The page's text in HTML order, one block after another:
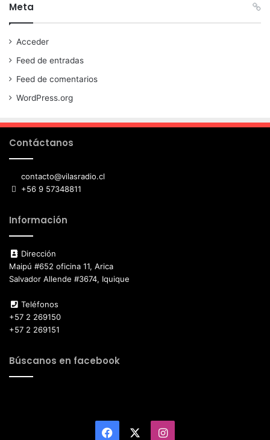
Meta
Acceder
Feed de entradas
Feed de comentarios
WordPress.org
Contáctanos
contacto@vilasradio.cl
+56 9 57348811
Información
Dirección
Maipú #652 oficina 11, Arica
Salvador Allende #3674, Iquique
Teléfonos
+57 2 269150
+57 2 269151
Búscanos en facebook
Facebook Instagram